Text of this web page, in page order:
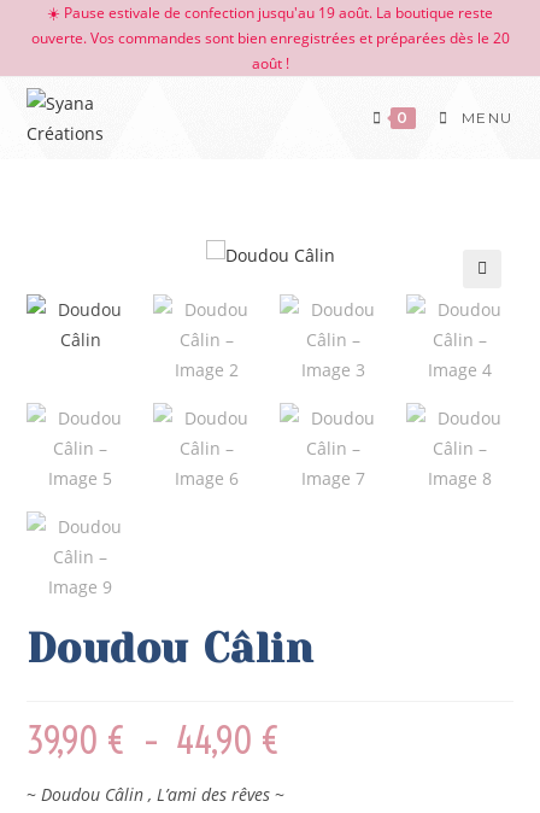
☀️ Pause estivale de confection jusqu'au 19 août. La boutique reste
ouverte. Vos commandes sont bien enregistrées et préparées dès le 20
août !
0 MENU
🔍
Doudou Câlin
39,90 € – 44,90 €
~ Doudou Câlin , L’ami des rêves ~